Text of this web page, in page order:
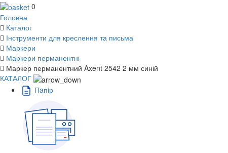
0
Головна
Каталог
Інструменти для креслення та письма
Маркери
Маркери перманентні
Маркер перманентний Axent 2542 2 мм синій
КАТАЛОГ
Пaпiр